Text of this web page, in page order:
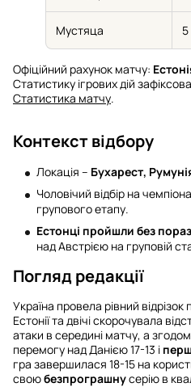
Мустяца
Офіційний рахунок матчу:
Статистику ігрових дій
Статистика матчу.
Контекст відбору
Локація – Бухарест,
Чоловічий відбір на
групового етапу.
Естонці пройшли без
над Австрією на груповій
Погляд редакції
Україна провела рівний
Естонії та двічі скорочувала
атаки в середині матчу, а
перемогу над Данією 17-13 і
гра завершилася 18-15 на
своюбезпрограшнусерію в